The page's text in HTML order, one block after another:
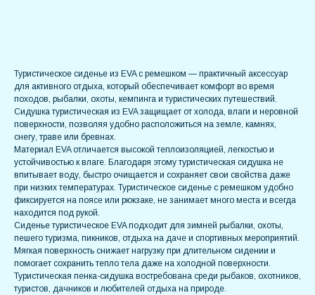
Туристическое сиденье из EVA с ремешком — практичный аксессуар
для активного отдыха, который обеспечивает комфорт во время
походов, рыбалки, охоты, кемпинга и туристических путешествий.
Сидушка туристическая из EVA защищает от холода, влаги и неровной
поверхности, позволяя удобно расположиться на земле, камнях,
снегу, траве или бревнах.
Материал EVA отличается высокой теплоизоляцией, легкостью и
устойчивостью к влаге. Благодаря этому туристическая сидушка не
впитывает воду, быстро очищается и сохраняет свои свойства даже
при низких температурах. Туристическое сиденье с ремешком удобно
фиксируется на поясе или рюкзаке, не занимает много места и всегда
находится под рукой.
Сиденье туристическое EVA подходит для зимней рыбалки, охоты,
пешего туризма, пикников, отдыха на даче и спортивных мероприятий.
Мягкая поверхность снижает нагрузку при длительном сидении и
помогает сохранить тепло тела даже на холодной поверхности.
Туристическая пенка-сидушка востребована среди рыбаков, охотников,
туристов, дачников и любителей отдыха на природе.